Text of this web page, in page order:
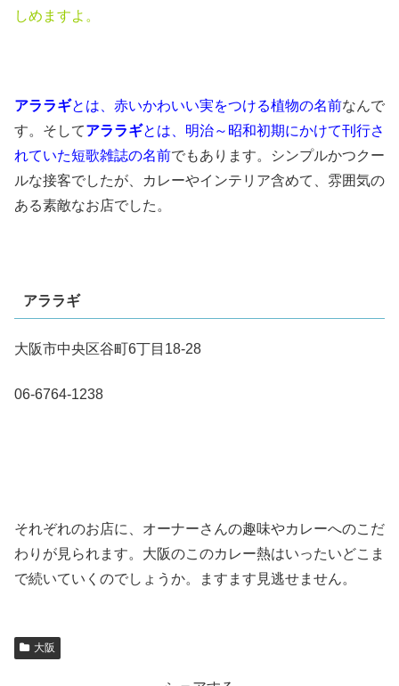
しめますよ。
アララギとは、赤いかわいい実をつける植物の名前なんで
す。そしてアララギとは、明治～昭和初期にかけて刊行さ
れていた短歌雑誌の名前でもあります。シンプルかつクー
ルな接客でしたが、カレーやインテリア含めて、雰囲気の
ある素敵なお店でした。
アララギ
大阪市中央区谷町6丁目18-28
06-6764-1238
それぞれのお店に、オーナーさんの趣味やカレーへのこだ
わりが見られます。大阪のこのカレー熱はいったいどこま
で続いていくのでしょうか。ますます見逃せません。
大阪